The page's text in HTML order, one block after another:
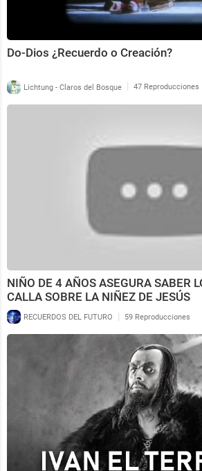
Do-Dios ¿Recuerdo o Creación?
Lichtung - Claros del Bosque | 47 Reproducciones
NIÑO DE 4 AÑOS ASEGURA SABER
CALLA SOBRE LA NIÑEZ DE JESÚS
RECUERDOS DEL FUTURO | 59 Reproducciones